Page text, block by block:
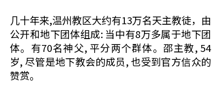
几十年来,温州教区大约有13万名天主教徒，由
公开和地下团体组成: 当中有8万多属于地下团
体。有70名神父, 平分两个群体。邵主教, 54
岁, 尽管是地下教会的成员, 也受到官方信众的
赞赏。